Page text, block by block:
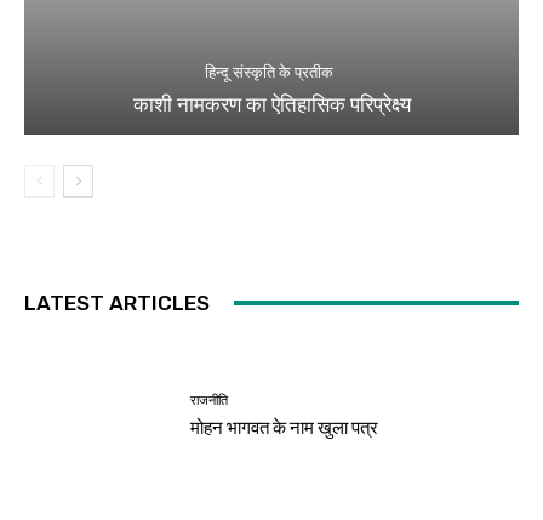
हिन्दू संस्कृति के प्रतीक
काशी नामकरण का ऐतिहासिक परिप्रेक्ष्य
LATEST ARTICLES
राजनीति
मोहन भागवत के नाम खुला पत्र